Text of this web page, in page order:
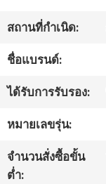
เกี่ยว
กับ
เรา
โรงงาน
สถานที่กำเนิด:
ชื่อแบรนด์:
ได้รับการรับรอง:
หมายเลขรุ่น:
จำนวนสั่งซื้อขั้น
ต่ำ: